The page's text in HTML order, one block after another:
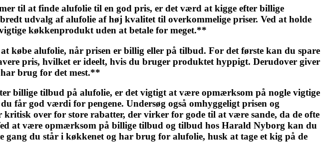
til at finde alufolie til en god pris, er det værd at kigge efter billige
udvalg af alufolie af høj kvalitet til overkommelige priser. Ved at holde
køkkenprodukt uden at betale for meget.**
købe alufolie, når prisen er billig eller på tilbud. For det første kan du spare
pris, hvilket er ideelt, hvis du bruger produktet hyppigt. Derudover giver
brug for det mest.**
billige tilbud på alufolie, er det vigtigt at være opmærksom på nogle vigtige
får god værdi for pengene. Undersøg også omhyggeligt prisen og
over for store rabatter, der virker for gode til at være sande, da de ofte
at være opmærksom på billige tilbud og tilbud hos Harald Nyborg kan du
du står i køkkenet og har brug for alufolie, husk at tage et kig på de